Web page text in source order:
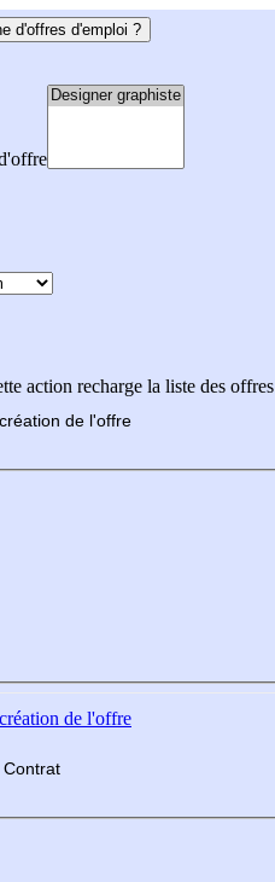
d'offres d'emploi ?
action recharge la liste des offres
de l'offre
de l'offre
Contrat